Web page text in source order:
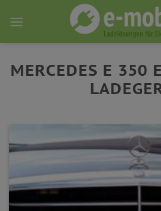
MERCEDES E 350